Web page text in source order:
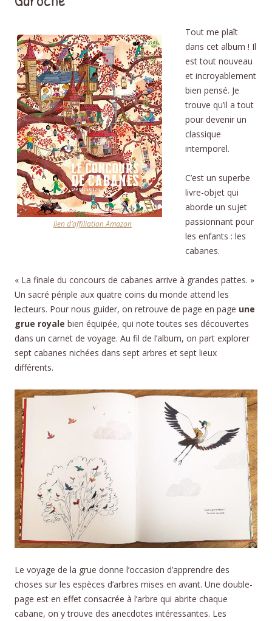
lien d’affiliation Amazon
Tout me plaît
dans cet album ! Il
est tout nouveau
et incroyablement
bien pensé. Je
trouve qu’il a tout
pour devenir un
classique
intemporel.
C’est un superbe
livre-objet qui
aborde un sujet
passionnant pour
les enfants : les
cabanes.
« La finale du concours de cabanes arrive à grandes pattes. »
Un sacré périple aux quatre coins du monde attend les
lecteurs. Pour nous guider, on retrouve de page en page une
grue royale bien équipée, qui note toutes ses découvertes
dans un carnet de voyage. Au fil de l’album, on part explorer
sept cabanes nichées dans sept arbres et sept lieux
différents.
Le voyage de la grue donne l’occasion d’apprendre des
choses sur les espèces d’arbres mises en avant. Une double-
page est en effet consacrée à l’arbre qui abrite chaque
cabane, on y trouve des anecdotes intéressantes. Les